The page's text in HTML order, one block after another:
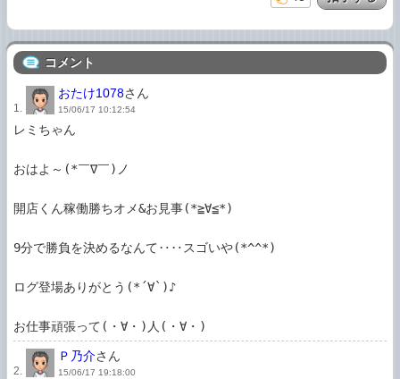
コメント
1.
おたけ1078さん
15/06/17 10:12:54
レミちゃん
おはよ～(*￣∇￣)ノ
開店くん稼働勝ちオメ&お見事(*≧∀≦*)
9分で勝負を決めるなんて‥‥スゴいや(*^^*)
ログ登場ありがとう(*´∀`)♪
お仕事頑張って(・∀・)人(・∀・)
2.
Ｐ乃介さん
15/06/17 19:18:00